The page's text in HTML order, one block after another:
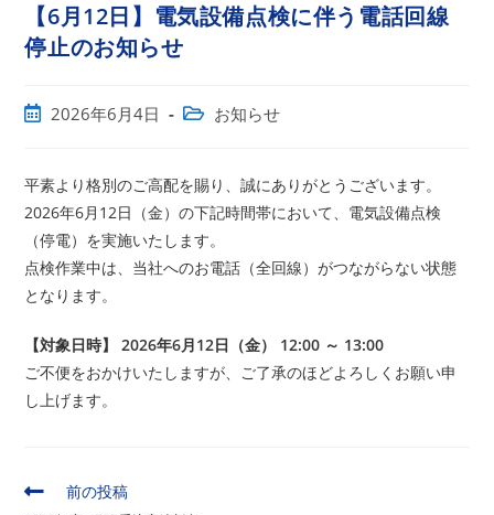
【6月12日】電気設備点検に伴う電話回線
停止のお知らせ
投
開
日:
2026年6月4日
投
テ
ゴ
リ
ー:
お知らせ
平素より格別のご高配を賜り、誠にありがとうございます。
2026年6月12日（金）の下記時間帯において、電気設備点検
（停電）を実施いたします。
点検作業中は、当社へのお電話（全回線）がつながらない状態
となります。
【対象日時】 2026年6月12日（金） 12:00 ～ 13:00
ご不便をおかけいたしますが、ご了承のほどよろしくお願い申
し上げます。
そ
前の投稿